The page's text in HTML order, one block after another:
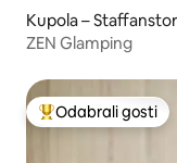
Kupola –
ZEN Glamping
Među najviše
Odabrali gosti